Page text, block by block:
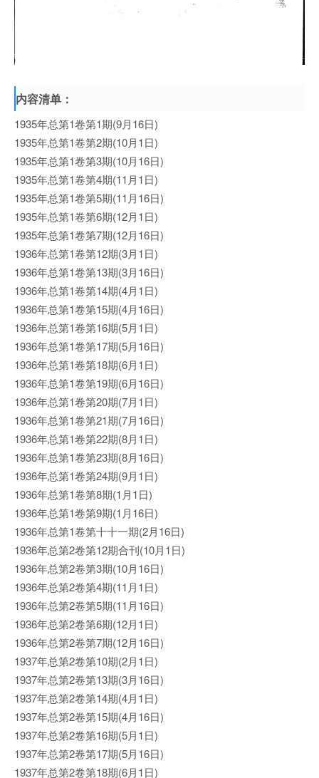
内容清单：
1935年总第1卷第1期(9月16日)
1935年总第1卷第2期(10月1日)
1935年总第1卷第3期(10月16日)
1935年总第1卷第4期(11月1日)
1935年总第1卷第5期(11月16日)
1935年总第1卷第6期(12月1日)
1935年总第1卷第7期(12月16日)
1936年总第1卷第12期(3月1日)
1936年总第1卷第13期(3月16日)
1936年总第1卷第14期(4月1日)
1936年总第1卷第15期(4月16日)
1936年总第1卷第16期(5月1日)
1936年总第1卷第17期(5月16日)
1936年总第1卷第18期(6月1日)
1936年总第1卷第19期(6月16日)
1936年总第1卷第20期(7月1日)
1936年总第1卷第21期(7月16日)
1936年总第1卷第22期(8月1日)
1936年总第1卷第23期(8月16日)
1936年总第1卷第24期(9月1日)
1936年总第1卷第8期(1月1日)
1936年总第1卷第9期(1月16日)
1936年总第1卷第十十一期(2月16日)
1936年总第2卷第12期合刊(10月1日)
1936年总第2卷第3期(10月16日)
1936年总第2卷第4期(11月1日)
1936年总第2卷第5期(11月16日)
1936年总第2卷第6期(12月1日)
1936年总第2卷第7期(12月16日)
1937年总第2卷第10期(2月1日)
1937年总第2卷第13期(3月16日)
1937年总第2卷第14期(4月1日)
1937年总第2卷第15期(4月16日)
1937年总第2卷第16期(5月1日)
1937年总第2卷第17期(5月16日)
1937年总第2卷第18期(6月1日)